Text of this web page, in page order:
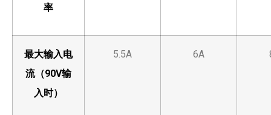
率
最大输入电
流（90V输
入时）
5.5A 6A